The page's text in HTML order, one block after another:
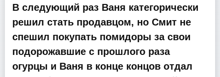
В следующий раз Ваня категорически
решил стать продавцом, но Смит не
спешил покупать помидоры за свои
подорожавшие с прошлого раза
огурцы и Ваня в конце концов отдал